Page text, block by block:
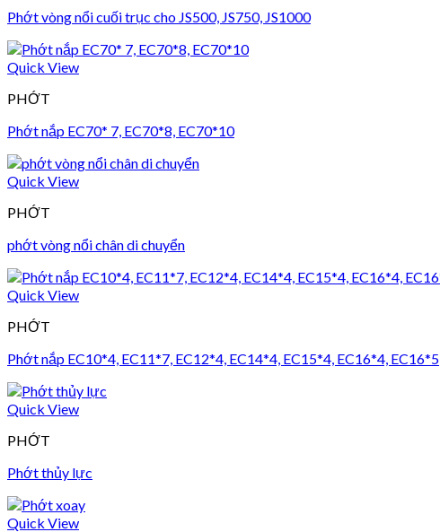
Phớt vòng nổi cuối trục cho JS500, JS750, JS1000
Quick View
PHỚT
Phớt nắp EC70* 7, EC70*8, EC70*10
Quick View
PHỚT
phớt vòng nổi chân di chuyển
Quick View
PHỚT
Phớt nắp EC10*4, EC11*7, EC12*4, EC14*4, EC15*4, EC16*4, EC16*5
Quick View
PHỚT
Phớt thủy lực
Quick View